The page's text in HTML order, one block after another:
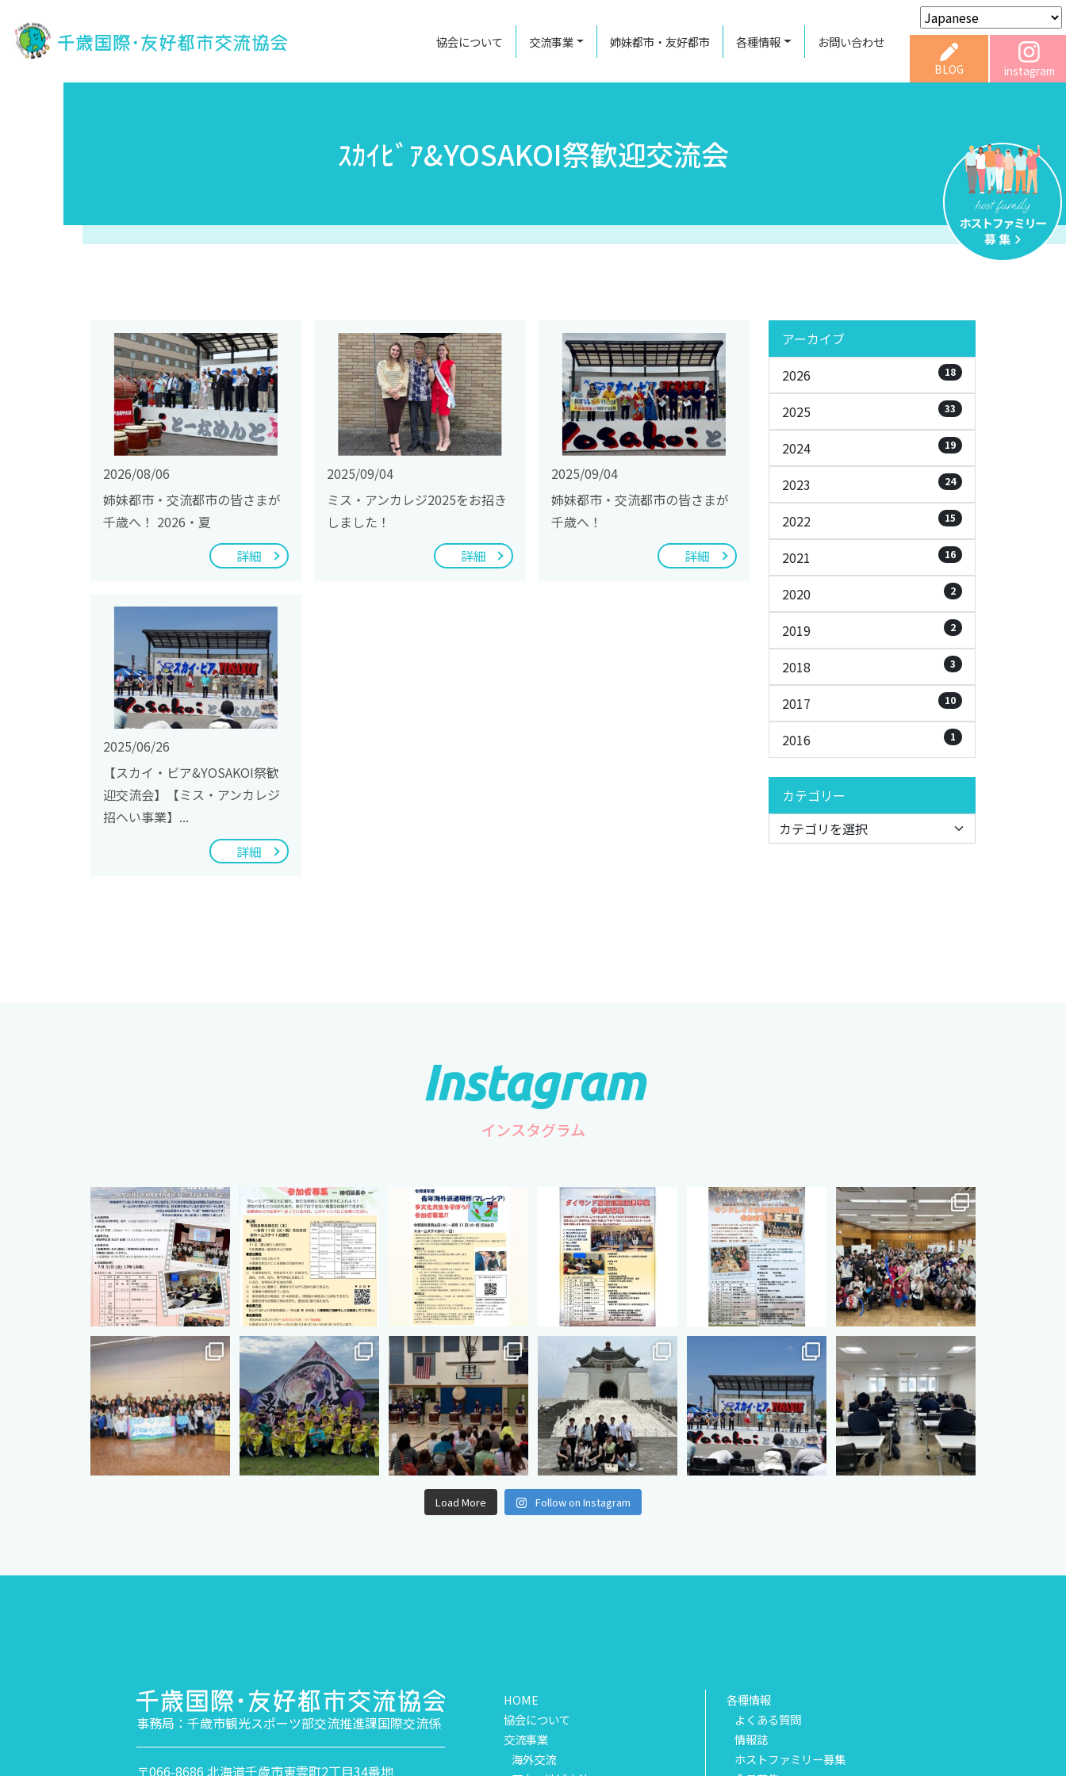
協会について 交流事業 姉妹都市・友好都市 各種情報 お問い合わせ
BLOG instagram
ｽｶｲﾋﾞｱ&YOSAKOI祭歓迎交流会
2026/08/06
姉妹都市・交流都市の皆さまが
千歳へ！ 2026・夏
詳細
2025/09/04
ミス・アンカレジ2025をお招き
しました！
詳細
2025/09/04
姉妹都市・交流都市の皆さまが
千歳へ！
詳細
2025/06/26
【スカイ・ビア&YOSAKOI祭歓
迎交流会】【ミス・アンカレジ
招へい事業】...
詳細
アーカイブ
2026
18
2025 33
2024 19
2023 24
2022 15
2021 16
2020 2
2019 2
2018 3
2017 10
2016 1
カテゴリー
インスタグラム
cts.international.friendship
7月 1
cts.international.friendship
4月 16
cts.international.friendship
2月 27
cts.international.friendship
8月 12
cts.international.friendship
8月 12
cts.international.friendship
8月 12
cts.international.friendship
8月 12
cts.international.friendship
8月 5
cts.international.friendship
7月 18
cts.international.friendship
7月 3
cts.international.friendship
cts.international.friendship
7月 3
Load More Follow on Instagram
事務局：千歳市観光スポーツ部交流推進課国際交流係
〒066-8686 北海道千歳市東雲町2丁目34番地
HOME
協会について
交流事業
海外交流
各種情報
よくある質問
情報誌
ホストファミリー募集